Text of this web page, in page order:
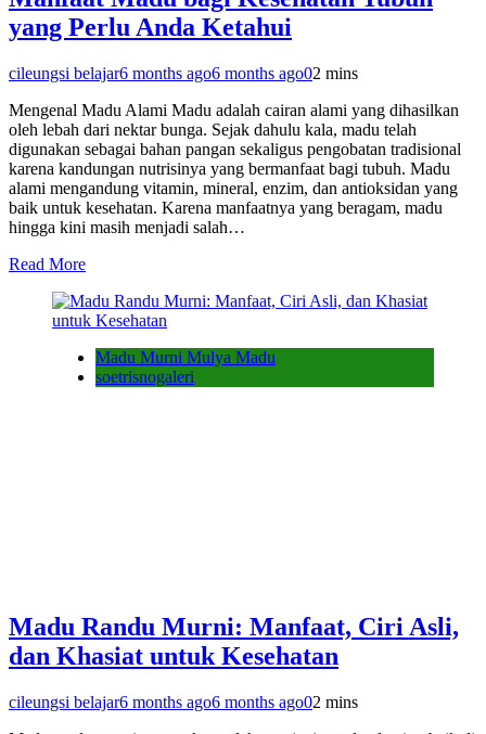
yang Perlu Anda Ketahui
cileungsi belajar6 months ago6 months ago02 mins
Mengenal Madu Alami Madu adalah cairan alami yang dihasilkan
oleh lebah dari nektar bunga. Sejak dahulu kala, madu telah
digunakan sebagai bahan pangan sekaligus pengobatan tradisional
karena kandungan nutrisinya yang bermanfaat bagi tubuh. Madu
alami mengandung vitamin, mineral, enzim, dan antioksidan yang
baik untuk kesehatan. Karena manfaatnya yang beragam, madu
hingga kini masih menjadi salah…
Read More
Madu Murni Mulya Madu
soetrisnogaleri
Madu Randu Murni: Manfaat, Ciri Asli,
dan Khasiat untuk Kesehatan
cileungsi belajar6 months ago6 months ago02 mins